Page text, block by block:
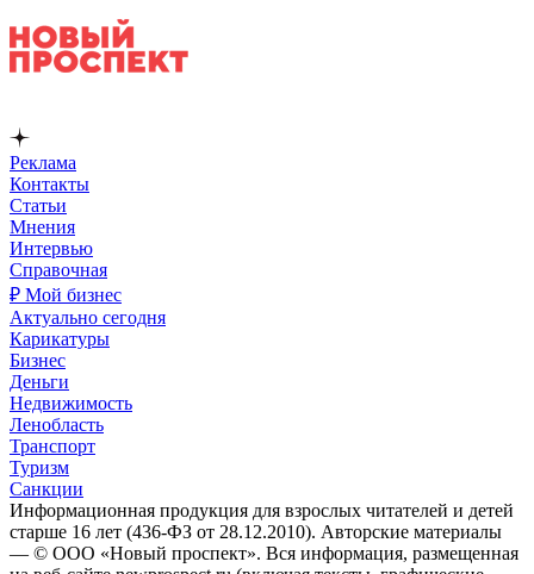
Реклама
Контакты
Статьи
Мнения
Интервью
Справочная
₽ Мой бизнес
Актуально сегодня
Карикатуры
Бизнес
Деньги
Недвижимость
Ленобласть
Транспорт
Туризм
Санкции
Информационная продукция для взрослых читателей и детей
старше 16 лет (436-ФЗ от 28.12.2010). Авторские материалы
— © ООО «Новый проспект». Вся информация, размещенная